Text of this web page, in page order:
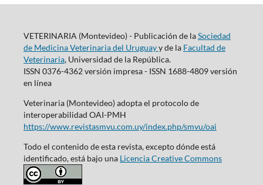
VETERINARIA (Montevideo) - Publicación de laSociedad
de Medicina Veterinaria del Uruguayy de la Facultad de
Veterinaria, Universidad de la República.
ISSN 0376-4362 versión impresa - ISSN 1688-4809 versión
en línea
Veterinaria (Montevideo) adopta el protocolo de
interoperabilidad OAI-PMH
https://www.revistasmvu.com.uy/index.php/smvu/oai
Todo el contenido de esta revista, excepto dónde está
identificado, está bajo una Licencia Creative Commons